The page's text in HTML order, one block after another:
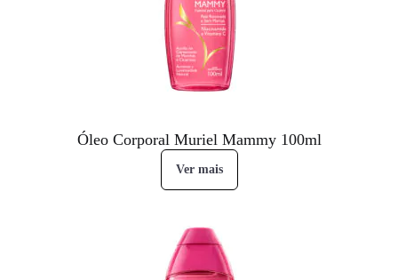
Óleo Corporal Muriel Mammy 100ml
Ver mais